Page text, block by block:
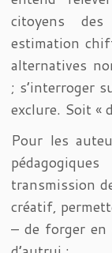
citoyens
estimation
alternatives
; s’interroger
exclure. Soit «
Pour les
transmission
créatif,
– de forger en